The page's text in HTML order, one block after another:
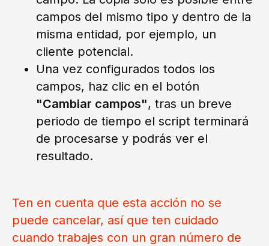
campos del mismo tipo y dentro de la
misma entidad, por ejemplo, un
cliente potencial.
Una vez configurados todos los
campos, haz clic en el botón
"Cambiar campos", tras un breve
periodo de tiempo el script terminará
de procesarse y podrás ver el
resultado.
Ten en cuenta que esta acción no se
puede cancelar, así que ten cuidado
cuando trabajes con un gran número de